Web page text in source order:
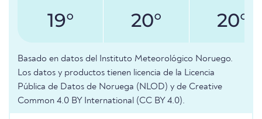
19° 20° 20°
Basado en datos del Instituto Meteorológico Noruego.
Los datos y productos tienen licencia de la Licencia
Pública de Datos de Noruega (NLOD) y de Creative
Common 4.0 BY International (CC BY 4.0).